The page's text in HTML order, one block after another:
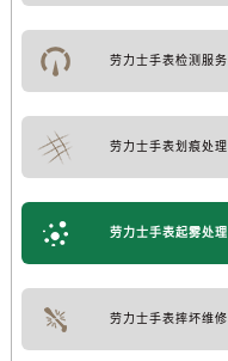
劳力士手表检测服务
劳力士手表划痕处理
劳力士手表起雾处理
劳力士手表摔坏维修